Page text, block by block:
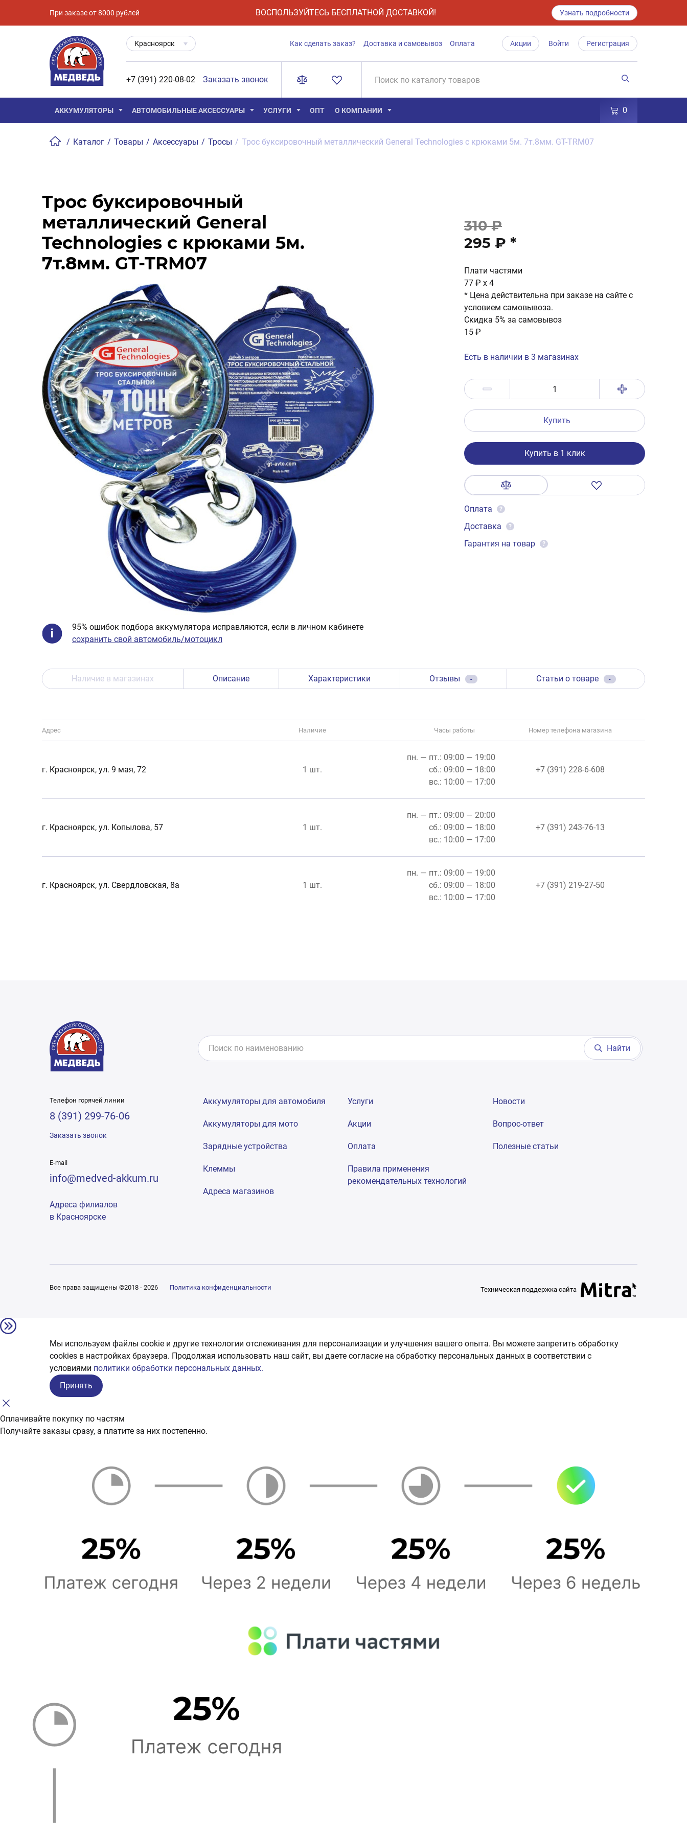
При заказе от 8000 рублей ВОСПОЛЬЗУЙТЕСЬ БЕСПЛАТНОЙ ДОСТАВКОЙ! Узнать подробности
Красноярск Как сделать заказ? Доставка и самовывоз Оплата Акции Войти Регистрация
+7 (391) 220-08-02 Заказать звонок
АККУМУЛЯТОРЫ АВТОМОБИЛЬНЫЕ АКСЕССУАРЫ УСЛУГИ ОПТ О КОМПАНИИ 0
/ Каталог / Товары / Аксессуары / Тросы / Трос буксировочный металлический General Technologies с крюками 5м. 7т.8мм. GT-TRM07
Трос буксировочный
металлический General
Technologies с крюками 5м.
7т.8мм. GT-TRM07
95% ошибок подбора аккумулятора исправляются, если в личном кабинете
сохранить свой автомобиль/мотоцикл
310 ₽
295 ₽ *
Плати частями
77 ₽ x 4
* Цена действительна при заказе на сайте с
условием самовывоза.
Скидка 5% за самовывоз
15 ₽
Есть в наличии в 3 магазинах
Купить
Купить в 1 клик
Оплата ?
Доставка ?
Гарантия на товар ?
Наличие в магазинах Описание Характеристики Отзывы - Статьи о товаре -
Адрес Наличие Часы работы Номер телефона магазина
г. Красноярск, ул. 9 мая, 72 1 шт.
пн. — пт.: 09:00 — 19:00
сб.: 09:00 — 18:00
вс.: 10:00 — 17:00
+7 (391) 228-6-608
г. Красноярск, ул. Копылова, 57 1 шт.
пн. — пт.: 09:00 — 20:00
сб.: 09:00 — 18:00
вс.: 10:00 — 17:00
+7 (391) 243-76-13
г. Красноярск, ул. Свердловская, 8а 1 шт.
пн. — пт.: 09:00 — 19:00
сб.: 09:00 — 18:00
вс.: 10:00 — 17:00
+7 (391) 219-27-50
Найти
Телефон горячей линии
8 (391) 299-76-06
Заказать звонок
E-mail
info@medved-akkum.ru
Адреса филиалов
в Красноярске
Аккумуляторы для автомобиля
Аккумуляторы для мото
Зарядные устройства
Клеммы
Адреса магазинов
Услуги
Акции
Оплата
Правила применения
рекомендательных технологий
Новости
Вопрос-ответ
Полезные статьи
Все права защищены ©2018 - 2026 Политика конфиденциальности Техническая поддержка сайта
Мы используем файлы cookie и другие технологии отслеживания для персонализации и улучшения вашего опыта. Вы можете запретить обработку
сookies в настройках браузера. Продолжая использовать наш сайт, вы даете согласие на обработку персональных данных в соответствии с
условиями политики обработки персональных данных.
Принять
Оплачивайте покупку по частям
Получайте заказы сразу, а платите за них постепенно.